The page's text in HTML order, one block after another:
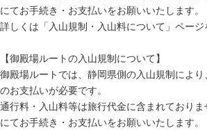
にてお手続き・お支払いをお願いいたします。
詳しくは「 入山規制・入山料について 」ペー
【御殿場ルートの入山規制について】
御殿場ルートでは、静岡県側の入山規制によ
のお支払いが必要です。
通行料・入山料等は旅行代金に含まれており
にてお手続き・お支払いをお願いいたします。